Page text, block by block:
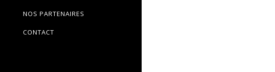
NOS PARTENAIRES
CONTACT